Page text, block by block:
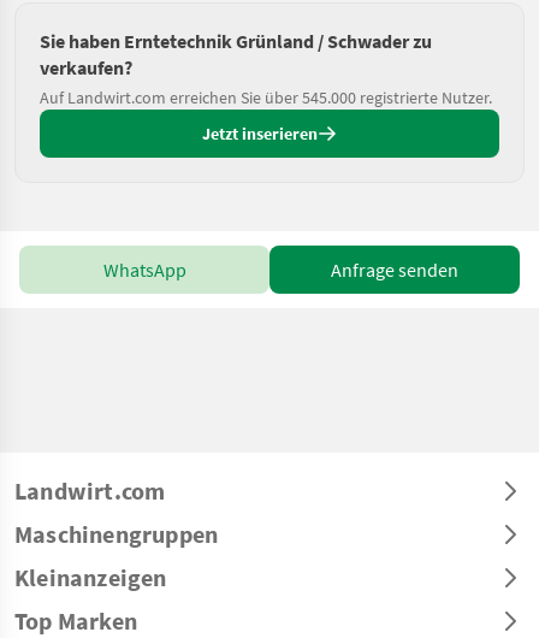
Sie haben Erntetechnik Grünland / Schwader zu
verkaufen?
Auf Landwirt.com erreichen Sie über 545.000 registrierte Nutzer.
Jetzt inserieren
WhatsApp Anfrage senden
Landwirt.com
Maschinengruppen
Kleinanzeigen
Top Marken